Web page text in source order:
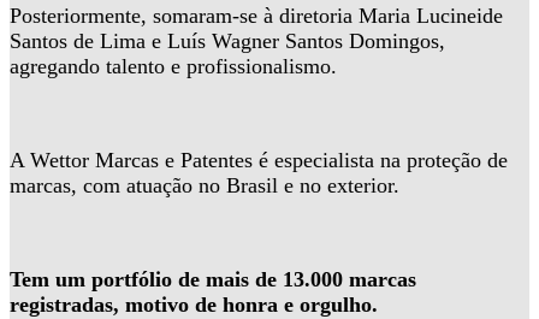
Posteriormente, somaram-se à diretoria Maria Lucineide
Santos de Lima e Luís Wagner Santos Domingos,
agregando talento e profissionalismo.
A Wettor Marcas e Patentes é especialista na proteção de
marcas, com atuação no Brasil e no exterior.
Tem um portfólio de mais de 13.000 marcas
registradas, motivo de honra e orgulho.